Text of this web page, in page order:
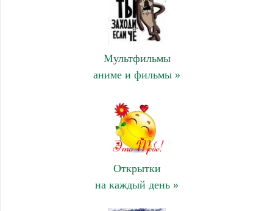
Мультфильмы
аниме и фильмы »
Открытки
на каждый день »